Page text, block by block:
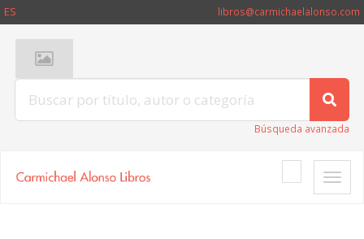
ES libros@carmichaelalonso.com
Búsqueda avanzada
Toggle